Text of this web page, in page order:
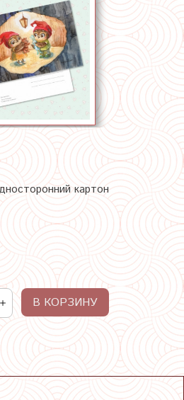
картон
В КОРЗИНУ